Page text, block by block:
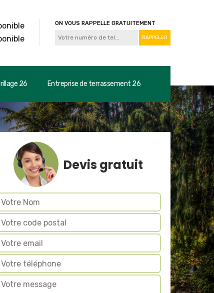
ON VOUS RAPPELLE GRATUITEMENT
26 Entreprise de terrassement 26
Devis gratuit